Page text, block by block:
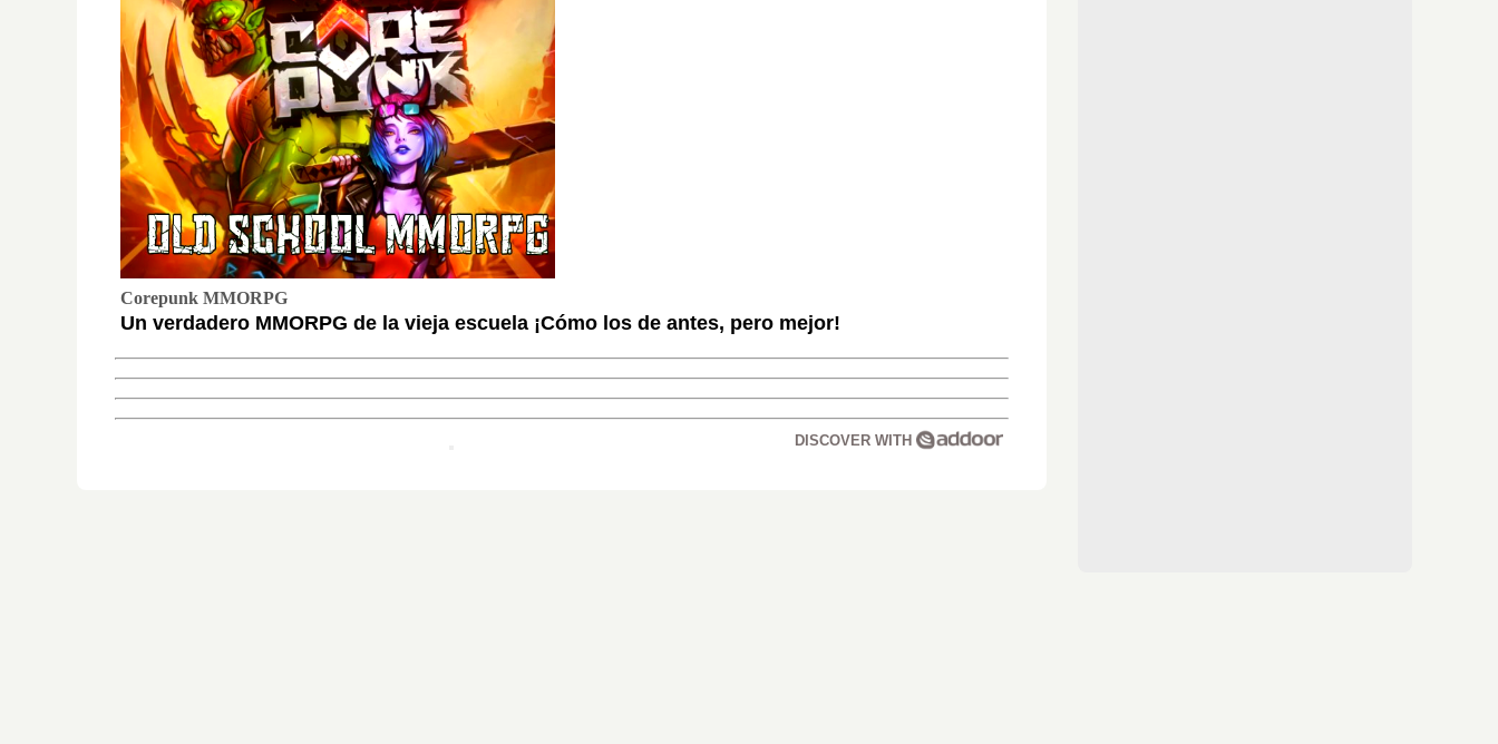
Corepunk MMORPG
Un verdadero MMORPG de la vieja escuela ¡Cómo los de antes, pero mejor!
DISCOVER WITH